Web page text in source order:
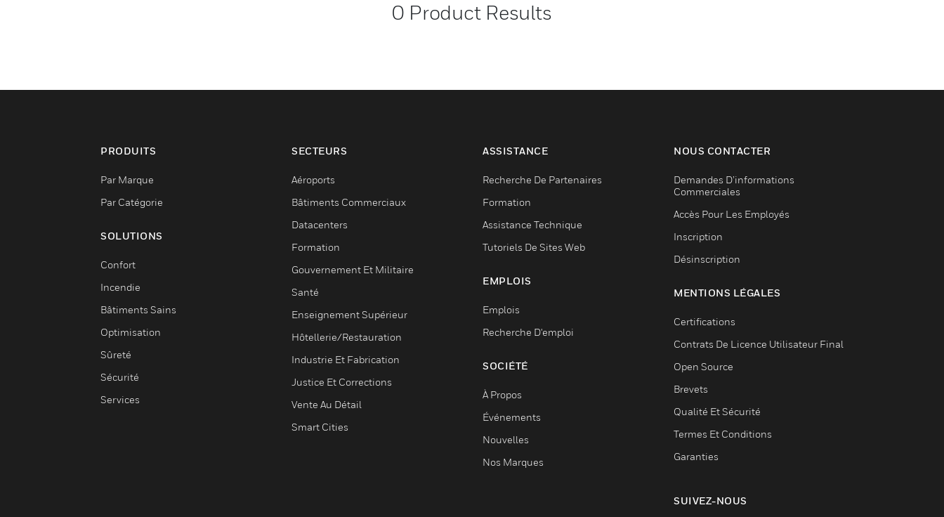
0 Product Results
PRODUITS
Par Marque
Par Catégorie
SOLUTIONS
Confort
Incendie
Bâtiments Sains
Optimisation
Sûreté
Sécurité
Services
SECTEURS
Aéroports
Bâtiments Commerciaux
Datacenters
Formation
Gouvernement Et Militaire
Santé
Enseignement Supérieur
Hôtellerie/Restauration
Industrie Et Fabrication
Justice Et Corrections
Vente Au Détail
Smart Cities
ASSISTANCE
Recherche De Partenaires
Formation
Assistance Technique
Tutoriels De Sites Web
EMPLOIS
Emplois
Recherche D'emploi
SOCIÉTÉ
À Propos
Événements
Nouvelles
Nos Marques
NOUS CONTACTER
Demandes D’informations
Commerciales
Accès Pour Les Employés
Inscription
Désinscription
MENTIONS LÉGALES
Certifications
Contrats De Licence Utilisateur Final
Open Source
Brevets
Qualité Et Sécurité
Termes Et Conditions
Garanties
SUIVEZ-NOUS